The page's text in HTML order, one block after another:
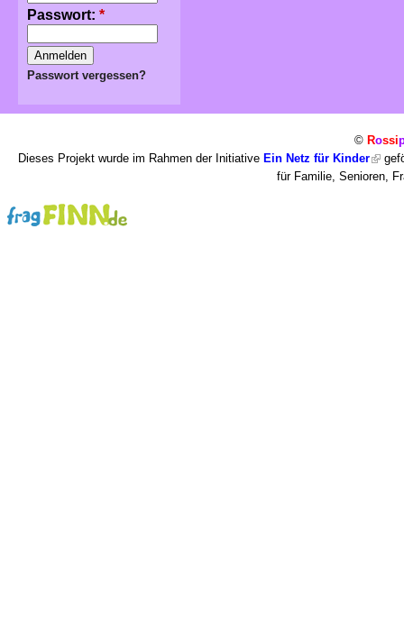
Passwort: *
Passwort vergessen?
© Rossi
Dieses Projekt wurde im Rahmen der Initiative Ein Netz für Kinder
für Familie, Senioren,